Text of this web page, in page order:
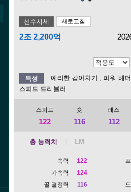
선수시세 새로고침
2조 2,200억
특성 예리한 감아차기
, 파워 헤더
스피드 드리블러
스피드
122
슛
116
패스
112
총 능력치
속력
122
가속력
124
골 결정력
116